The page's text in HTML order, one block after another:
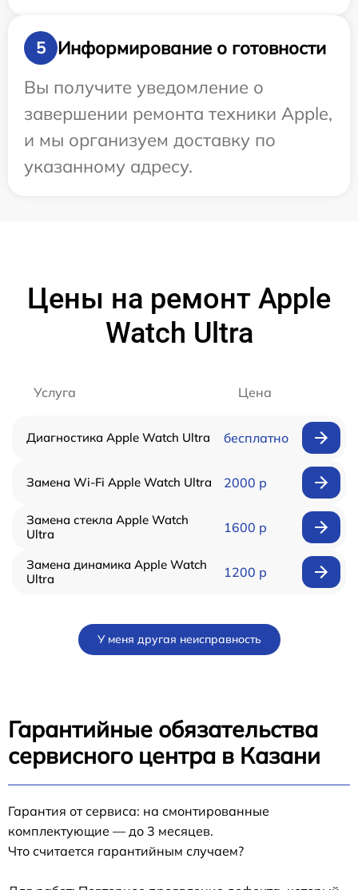
5
Информирование о готовности
Вы получите уведомление о
завершении ремонта техники Apple,
и мы организуем доставку по
указанному адресу.
Цены на ремонт Apple
Watch Ultra
Услуга Цена
Диагностика Apple Watch Ultra бесплатно
Замена Wi-Fi Apple Watch Ultra 2000 р
Замена стекла Apple Watch
Ultra
1600 р
Замена динамика Apple Watch
Ultra
1200 р
У меня другая неисправность
Гарантийные обязательства
сервисного центра в Казани
Гарантия от сервиса: на смонтированные
комплектующие — до 3 месяцев.
Что считается гарантийным случаем?